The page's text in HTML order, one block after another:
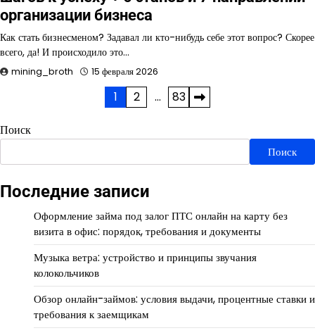
организации бизнеса
Как стать бизнесменом? Задавал ли кто-нибудь себе этот вопрос? Скорее
всего, да! И происходило это…
mining_broth 15 февраля 2026
записей
1 2 … 83
Поиск
Поиск
Последние записи
Оформление займа под залог ПТС онлайн на карту без
визита в офис: порядок, требования и документы
Музыка ветра: устройство и принципы звучания
колокольчиков
Обзор онлайн-займов: условия выдачи, процентные ставки и
требования к заемщикам